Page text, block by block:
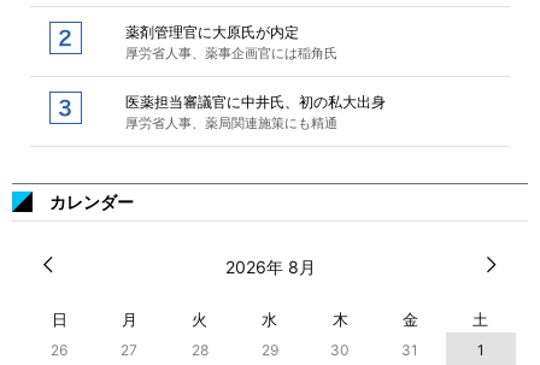
薬剤管理官に大原氏が内定
厚労省人事、薬事企画官には稲角氏
医薬担当審議官に中井氏、初の私大出身
厚労省人事、薬局関連施策にも精通
カレンダー
2026年 8月
日 月 火 水 木 金 土
26 27 28 29 30 31
1